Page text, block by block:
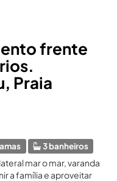
frente
Praia
3 banheiros
mar o mar, varanda
a família e aproveitar